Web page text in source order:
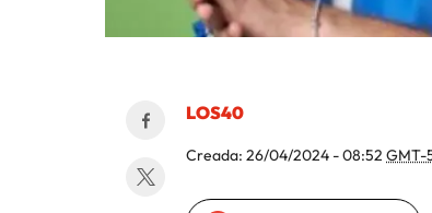
LOS40
Creada: 26/04/2024 - 08:52 GMT-